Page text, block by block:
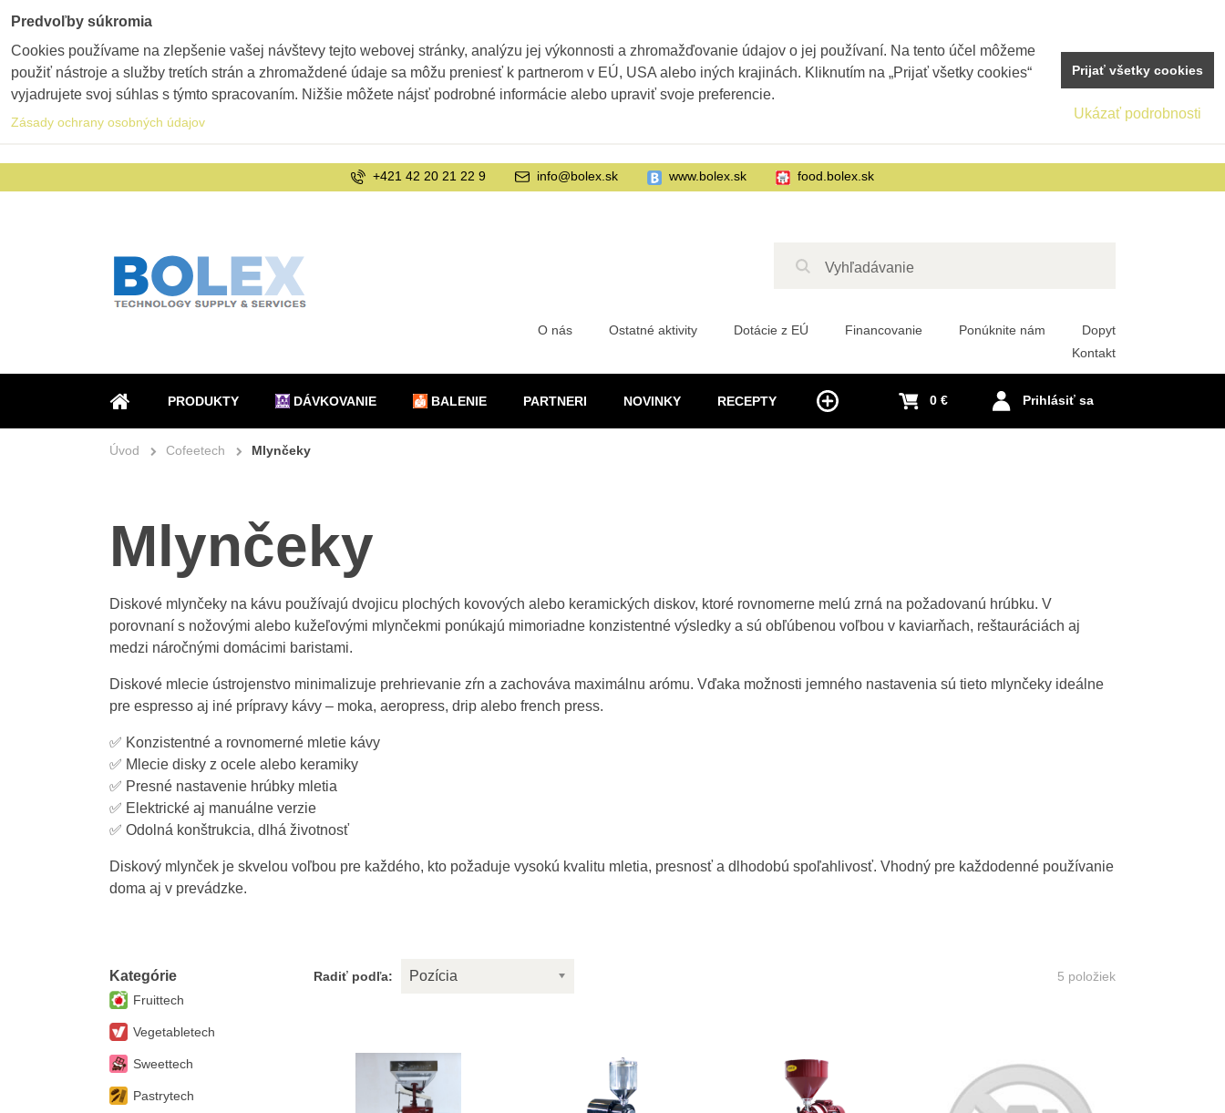
ÚVOD
PRODUKTY DÁVKOVANIE BALENIE PARTNERI NOVINKY RECEPTY
O nás Ostatné aktivity Dotácie z EÚ Financovanie Ponúknite nám
Dopyt
Kontakt
Prihlásiť sa
0 €
+421 42 20 21 22 9 info@bolex.sk www.bolex.sk food.bolex.sk
Úvod Cofeetech Mlynčeky
Mlynčeky
Diskové mlynčeky na kávu používajú dvojicu plochých kovových alebo keramických diskov, ktoré rovnomerne melú zrná na požadovanú hrúbku. V
porovnaní s nožovými alebo kužeľovými mlynčekmi ponúkajú mimoriadne konzistentné výsledky a sú obľúbenou voľbou v kaviarňach, reštauráciách aj
medzi náročnými domácimi baristami.
Diskové mlecie ústrojenstvo minimalizuje prehrievanie zŕn a zachováva maximálnu arómu. Vďaka možnosti jemného nastavenia sú tieto mlynčeky ideálne
pre espresso aj iné prípravy kávy – moka, aeropress, drip alebo french press.
✅ Konzistentné a rovnomerné mletie kávy
✅ Mlecie disky z ocele alebo keramiky
✅ Presné nastavenie hrúbky mletia
✅ Elektrické aj manuálne verzie
✅ Odolná konštrukcia, dlhá životnosť
Diskový mlynček je skvelou voľbou pre každého, kto požaduje vysokú kvalitu mletia, presnosť a dlhodobú spoľahlivosť. Vhodný pre každodenné používanie
doma aj v prevádzke.
Radiť podľa: Pozícia 5 položiek
Kategórie
Fruittech
Vegetabletech
Sweettech
Pastrytech
Predvoľby súkromia
Cookies používame na zlepšenie vašej návštevy tejto webovej stránky, analýzu jej výkonnosti a zhromažďovanie údajov o jej používaní. Na tento účel môžeme
použiť nástroje a služby tretích strán a zhromaždené údaje sa môžu preniesť k partnerom v EÚ, USA alebo iných krajinách. Kliknutím na „Prijať všetky cookies“
vyjadrujete svoj súhlas s týmto spracovaním. Nižšie môžete nájsť podrobné informácie alebo upraviť svoje preferencie.
Zásady ochrany osobných údajov
Ukázať podrobnosti
Prijať všetky cookies